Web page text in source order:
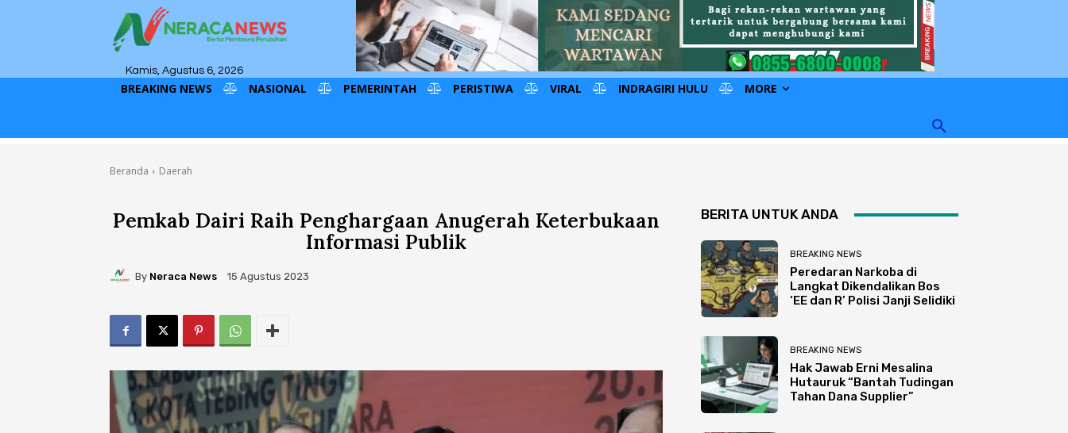
Kamis, Agustus 6, 2026
BREAKING NEWS NASIONAL PEMERINTAH PERISTIWA VIRAL INDRAGIRI HULU MORE
Beranda Daerah
Pemkab Dairi Raih Penghargaan Anugerah Keterbukaan
Informasi Publik
By Neraca News 15 Agustus 2023
BERITA UNTUK ANDA
BREAKING NEWS
Peredaran Narkoba di
Langkat Dikendalikan Bos
‘EE dan R’ Polisi Janji Selidiki
BREAKING NEWS
Hak Jawab Erni Mesalina
Hutauruk “Bantah Tudingan
Tahan Dana Supplier”